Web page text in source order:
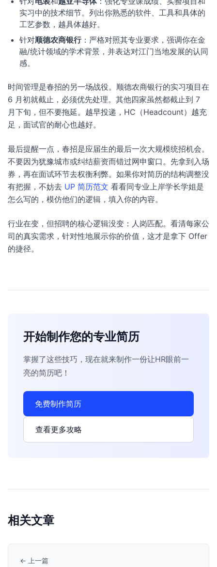
实习中的技术细节。列出你熟悉的软件、工具和具体的
工艺参数，越具体越好。
针对顺德农商银行：严格对照其专业要求，强调你在金
融/统计领域的学术背景，并表达对江门当地发展的认同
感。
时间管理是春招的另一场战役。顺德农商银行的实习项目在
6 月初就截止，必须优先处理。其他四家虽然都截止到 7
月下旬，但不要拖延。越早投递，HC（Headcount）越充
足，面试官的耐心也越好。
最后提醒一点，春招是应届生的最后一次大规模统招机会。
不要因为犹豫城市或纠结薪资而错过网申窗口。先拿到入场
券，再在面试环节去权衡利弊。如果你对简历的结构调整没
有把握，不妨去 UP 简历范文 看看同专业上岸学长学姐是
怎么写的，模仿他们的逻辑，填入你的内容。
行业在变，但招聘的核心逻辑没变：人岗匹配。看清每家公
司的真实需求，针对性地展示你的价值，这才是拿下 Offer
的捷径。
开始制作您的专业简历
掌握了这些技巧，现在就来制作一份让HR眼前一
亮的简历吧！
免费制作简历
查看更多攻略
相关文章
← 上一篇